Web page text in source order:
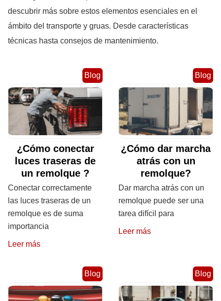
descubrir más sobre estos elementos esenciales en el
ámbito del transporte y gruas. Desde características
técnicas hasta consejos de mantenimiento.
Blog
¿Cómo conectar
luces traseras de
un remolque ?
Conectar correctamente
las luces traseras de un
remolque es de suma
importancia
Leer más
Blog
¿Cómo dar marcha
atrás con un
remolque?
Dar marcha atrás con un
remolque puede ser una
tarea difícil para
Leer más
Blog Blog